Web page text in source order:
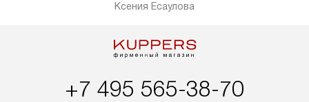
покупателю в течение трех дней.
и другие регионы осуществляется
через транспортную компанию.
компания бесплатно доставит ваш
от категории
Ксения Есаулова
+7 495 565-38-70